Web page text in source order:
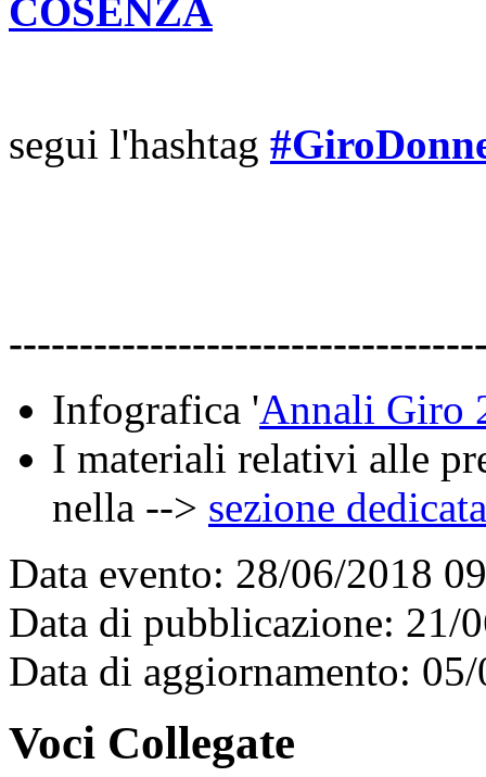
COSENZA
segui l'hashtag
Infografica 'Annali Giro
I materiali relativi alle
nella --> sezione dedicata
Data evento: 28/06/2018
Data di pubblicazione: 21/
Data di aggiornamento:
Voci Collegate